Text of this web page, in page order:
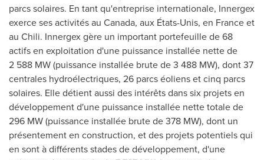
parcs solaires. En tant qu'entreprise internationale, Innergex
exerce ses activités au Canada, aux États-Unis, en Franceet
au Chili. Innergex gère un important portefeuille de 68
actifs en exploitation d'une puissance installée nette de
2 588 MW (puissance installée brute de 3 488 MW), dont 37
centrales hydroélectriques, 26 parcs éoliens et cinq parcs
solaires. Elle détient aussi des intérêts dans six projets en
développement d'une puissance installée nette totale de
296 MW (puissance installée brute de 378 MW), dont un
présentement en construction, et des projets potentiels qui
en sont à différents stades de développement, d'une